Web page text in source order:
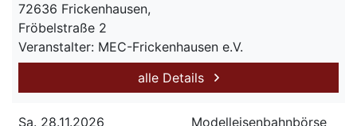
72636 Frickenhausen,
Fröbelstraße 2
Veranstalter: MEC-Frickenhausen e.V.
alle Details
Sa. 28.11.2026 Modelleisenbahnbörse